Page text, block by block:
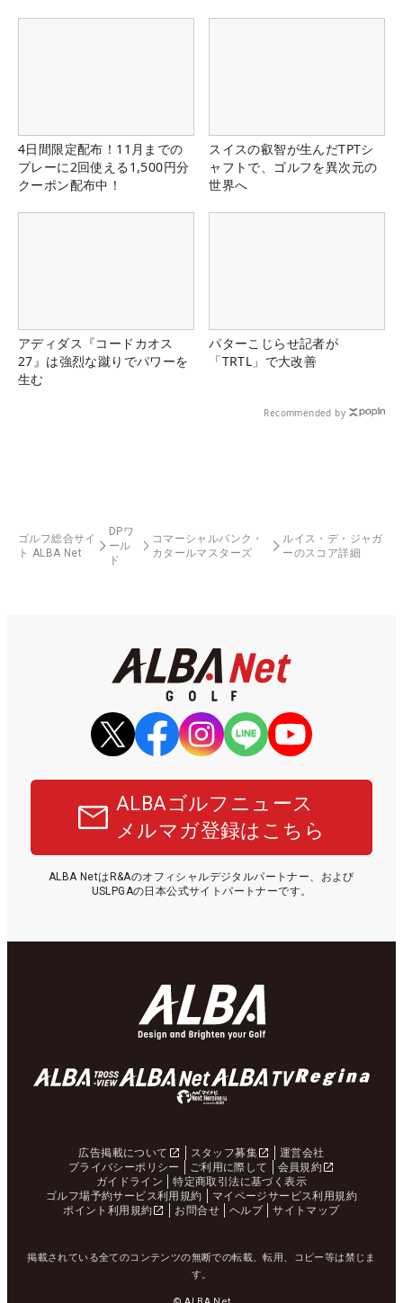
4日間限定配布！11月までの
プレーに2回使える1,500円分
クーポン配布中！
スイスの叡智が生んだTPTシ
ャフトで、ゴルフを異次元の
世界へ
アディダス『コードカオス
27』は強烈な蹴りでパワーを
生む
パターこじらせ記者が
「TRTL」で大改善
Recommended by
ゴルフ総合サイ
ト ALBA Net
DPワ
ール
ド
コマーシャルバンク・
カタールマスターズ
ルイス・デ・ジャガ
ーのスコア詳細
ALBAゴルフニュース
メルマガ登録はこちら
ALBA NetはR&Aのオフィシャルデジタルパートナー、および
USLPGAの日本公式サイトパートナーです。
広告掲載について スタッフ募集
運営会社
プライバシーポリシー
ご利用に際して
会員規約
ガイドライン
特定商取引法に基づく表示
ゴルフ場予約サービス利用規約
マイページサービス利用規約
ポイント利用規約
お問合せ ヘルプ サイトマップ
掲載されている全てのコンテンツの無断での転載、転用、コピー等は禁じま
す。